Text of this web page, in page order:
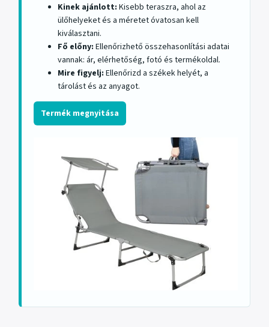
Kinek ajánlott: Kisebb teraszra, ahol az
ülőhelyeket és a méretet óvatosan kell
kiválasztani.
Fő előny: Ellenőrizhető összehasonlítási adatai
vannak: ár, elérhetőség, fotó és termékoldal.
Mire figyelj: Ellenőrizd a székek helyét, a
tárolást és az anyagot.
Termék megnyitása